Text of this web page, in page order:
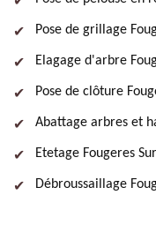
Pose de grillage
Elagage d'arbre
Pose de clôture
Abattage arbres et
Etetage Fougeres
Débroussaillage